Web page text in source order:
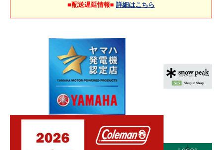
■配送遅延情報■ 詳細はこちら